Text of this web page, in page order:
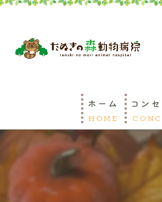
ホーム
HOME
コン